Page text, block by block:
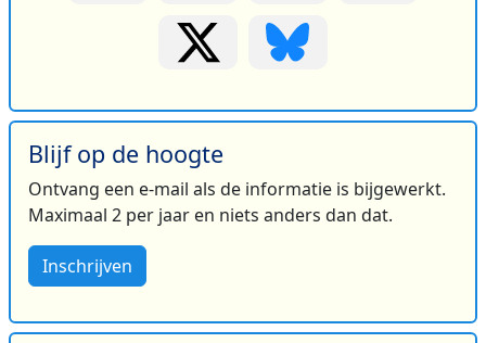
Blijf op de hoogte
Ontvang een e-mail als de informatie is bijgewerkt.
Maximaal 2 per jaar en niets anders dan dat.
Inschrijven